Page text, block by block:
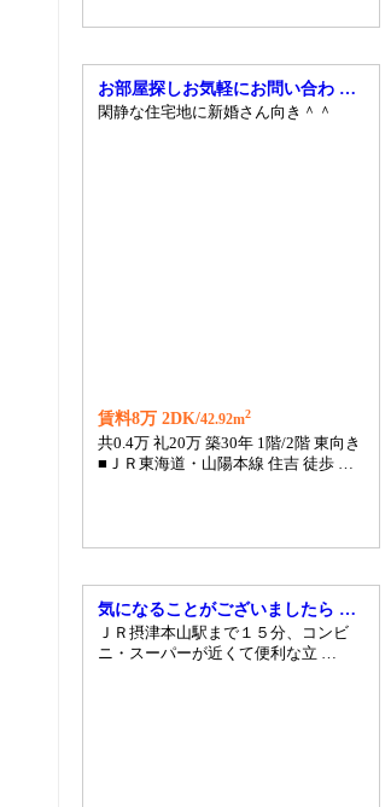
お部屋探しお気軽にお問い合わ …
閑静な住宅地に新婚さん向き＾＾
賃料8万 2DK/42.92m2
共0.4万 礼20万 築30年 1階/2階 東向き
■ＪＲ東海道・山陽本線 住吉 徒歩 …
気になることがございましたら …
ＪＲ摂津本山駅まで１５分、コンビ
ニ・スーパーが近くて便利な立 …